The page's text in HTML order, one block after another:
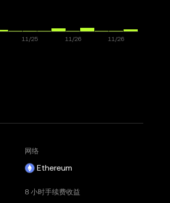
网络
Ethereum
8 小时手续费收益